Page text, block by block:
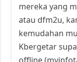
mereka yang
atau dfm2u,
kemudahan
Kbergetar